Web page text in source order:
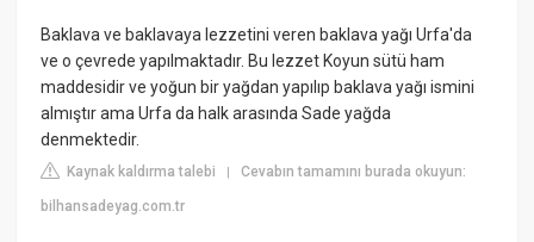
Baklava ve baklavaya lezzetini veren baklava yağı Urfa'da
ve o çevrede yapılmaktadır. Bu lezzet Koyun sütü ham
maddesidir ve yoğun bir yağdan yapılıp baklava yağı ismini
almıştır ama Urfa da halk arasında Sade yağda
denmektedir.
Kaynak kaldırma talebi |Cevabın tamamını burada okuyun:
bilhansadeyag.com.tr